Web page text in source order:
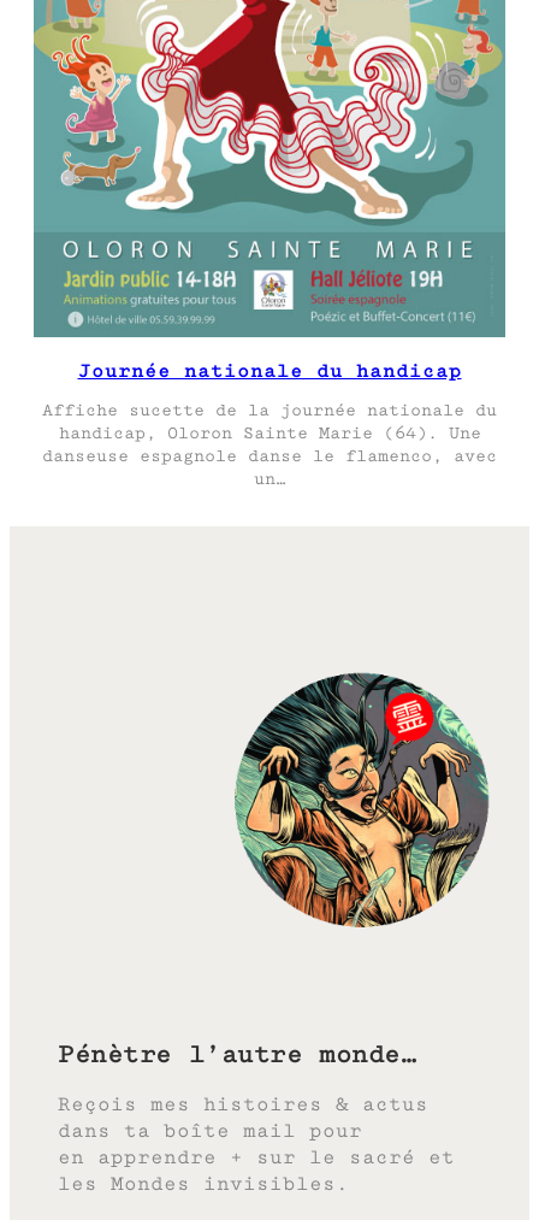
Journée nationale du handicap
Affiche sucette de la journée nationale du
handicap, Oloron Sainte Marie (64). Une
danseuse espagnole danse le flamenco, avec
un…
Pénètre l’autre monde…
Reçois mes histoires & actus
dans ta boîte mail pour
en apprendre + sur le sacré et
les Mondes invisibles.